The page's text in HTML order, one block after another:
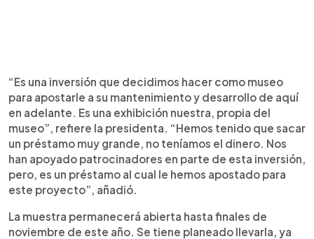
“Es una inversión que decidimos hacer como museo
para apostarle a su mantenimiento y desarrollo de aquí
en adelante. Es una exhibición nuestra, propia del
museo”, refiere la presidenta. “Hemos tenido que sacar
un préstamo muy grande, no teníamos el dinero. Nos
han apoyado patrocinadores en parte de esta inversión,
pero, es un préstamo al cual le hemos apostado para
este proyecto”, añadió.
La muestra permanecerá abierta hasta finales de
noviembre de este año. Se tiene planeado llevarla, ya